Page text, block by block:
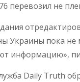
перевозил не
Украины пока не
информацию»,
Daily Truth